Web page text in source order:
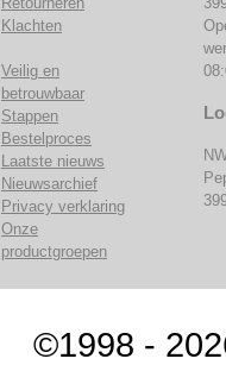
Klachten
Veilig en
betrouwbaar
Stappen
Bestelproces
Laatste nieuws
Nieuwsarchief
Privacy verklaring
Onze
productgroepen
©1998 -